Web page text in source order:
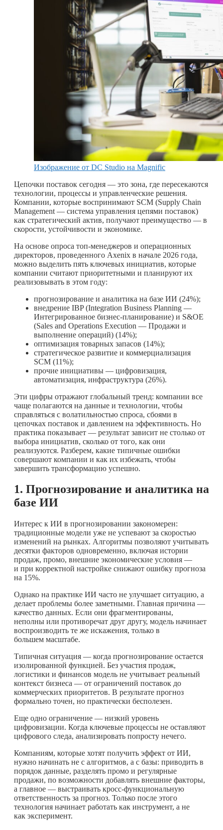
Изображение от DC Studio на Magnific
Цепочки поставок сегодня — это зона, где пересекаются
технологии, процессы и управленческие решения.
Компании, которые воспринимают SCM (Supply Chain
Management — система управления цепями поставок)
как стратегический актив, получают преимущество — в
скорости, устойчивости и экономике.
На основе опроса топ-менеджеров и операционных
директоров, проведенного Axenix в начале 2026 года,
можно выделить пять ключевых инициатив, которые
компании считают приоритетными и планируют их
реализовывать в этом году:
прогнозирование и аналитика на базе ИИ (24%);
внедрение IBP (Integration Business Planning —
Интегрированное бизнес-планирование) и S&OE
(Sales and Operations Execution — Продажи и
выполнение операций) (14%);
оптимизация товарных запасов (14%);
стратегическое развитие и коммерциализация
SCM (11%);
прочие инициативы — цифровизация,
автоматизация, инфраструктура (26%).
Эти цифры отражают глобальный тренд: компании все
чаще полагаются на данные и технологии, чтобы
справляться с волатильностью спроса, сбоями в
цепочках поставок и давлением на эффективность. Но
практика показывает — результат зависит не столько от
выбора инициатив, сколько от того, как они
реализуются. Разберем, какие типичные ошибки
совершают компании и как их избежать, чтобы
завершить трансформацию успешно.
1. Прогнозирование и аналитика на
базе ИИ
Интерес к ИИ в прогнозировании закономерен:
традиционные модели уже не успевают за скоростью
изменений на рынках. Алгоритмы позволяют учитывать
десятки факторов одновременно, включая истории
продаж, промо, внешние экономические условия —
и при корректной настройке снижают ошибку прогноза
на 15%.
Однако на практике ИИ часто не улучшает ситуацию, а
делает проблемы более заметными. Главная причина —
качество данных. Если они фрагментированы,
неполны или противоречат друг другу, модель начинает
воспроизводить те же искажения, только в
большем масштабе.
Типичная ситуация — когда прогнозирование остается
изолированной функцией. Без участия продаж,
логистики и финансов модель не учитывает реальный
контекст бизнеса — от ограничений поставок до
коммерческих приоритетов. В результате прогноз
формально точен, но практически бесполезен.
Еще одно ограничение — низкий уровень
цифровизации. Когда ключевые процессы не оставляют
цифрового следа, анализировать попросту нечего.
Компаниям, которые хотят получить эффект от ИИ,
нужно начинать не с алгоритмов, а с базы: приводить в
порядок данные, разделять промо и регулярные
продажи, по возможности добавлять внешние факторы,
а главное — выстраивать кросс-функциональную
ответственность за прогноз. Только после этого
технология начинает работать как инструмент, а не
как эксперимент.